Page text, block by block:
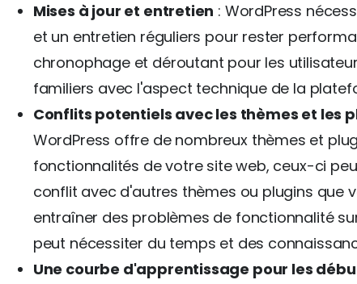
Mises à jour et entretien : WordPress
et un entretien réguliers pour rester
chronophage et déroutant pour les
familiers avec l'aspect technique de la
Conflits potentiels avec les thèmes et les
WordPress offre de nombreux thèmes et
fonctionnalités de votre site web, ceux-ci
conflit avec d'autres thèmes ou plugins que
entraîner des problèmes de fonctionnalité
peut nécessiter du temps et des
Une courbe d'apprentissage pour les